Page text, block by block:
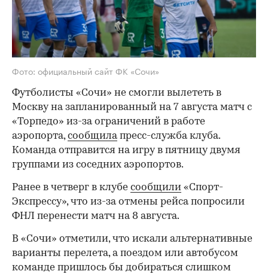
Фото: официальный сайт ФК «Сочи»
Футболисты «Сочи» не смогли вылететь в
Москву на запланированный на 7 августа матч с
«Торпедо» из-за ограничений в работе
аэропорта,сообщилапресс-служба клуба.
Команда отправится на игру в пятницу двумя
группами из соседних аэропортов.
Ранее в четверг в клубе сообщили «Спорт-
Экспрессу», что из-за отмены рейса попросили
ФНЛ перенести матч на 8 августа.
В «Сочи» отметили, что искали альтернативные
варианты перелета, а поездом или автобусом
команде пришлось бы добираться слишком